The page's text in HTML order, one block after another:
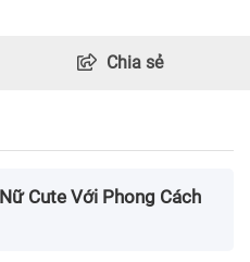
Chia sẻ
Cute Với Phong Cách